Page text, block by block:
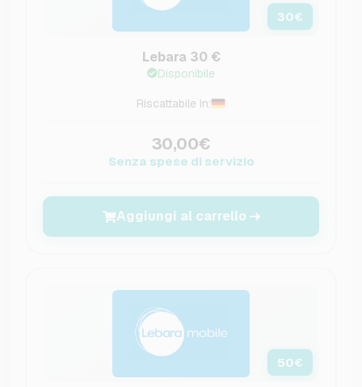
30€
Lebara 30 €
Disponibile
Riscattabile in:
30,00€
Senza spese di servizio
Aggiungi al carrello
50€